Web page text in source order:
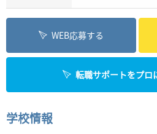
WEB応募する
転職サポートをプロ
学校情報